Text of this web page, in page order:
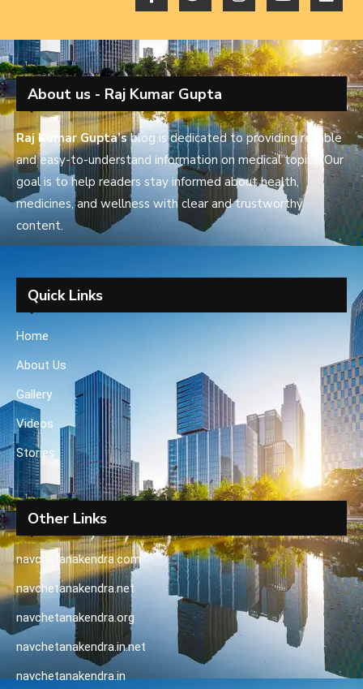
About us - Raj Kumar Gupta
Raj Kumar Gupta’sblog is dedicated to providing reliable
and easy-to-understand information on medical topics. Our
goal is to help readers stay informed about health,
medicines, and wellness with clear and trustworthy
content.
Quick Links
Home
About Us
Gallery
Videos
Stories
Other Links
navchetanakendra.com
navchetanakendra.net
navchetanakendra.org
navchetanakendra.in.net
navchetanakendra.in